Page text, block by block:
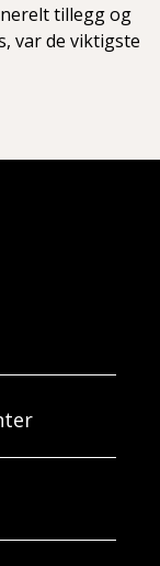
tillegg og
var de viktigste